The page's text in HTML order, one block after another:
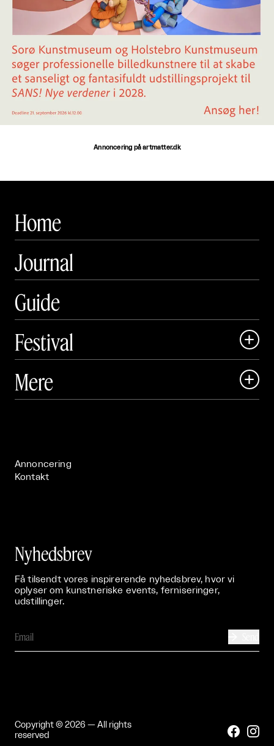
Annoncering på artmatter.dk
Home
Journal
Guide
Festival

 Art Matter Festival
Mere 
Annoncering
Kontakt
Nyhedsbrev
Få tilsendt vores inspirerende nyhedsbrev, hvor vi
oplyser om kunstneriske events, ferniseringer,
udstillinger.
Copyright © 2026 — All rights
reserved
 